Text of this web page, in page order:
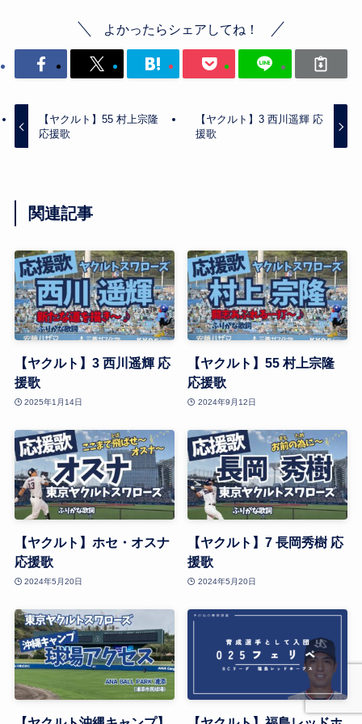
よかったらシェアしてね！
【ヤクルト】55 村上宗隆
応援歌
【ヤクルト】3 西川遥輝 応
援歌
関連記事
【ヤクルト】3 西川遥輝 応
援歌
2025年1月14日
【ヤクルト】55 村上宗隆
応援歌
2024年9月12日
【ヤクルト】ホセ・オスナ
応援歌
2024年5月20日
【ヤクルト】7 長岡秀樹 応
援歌
2024年5月20日